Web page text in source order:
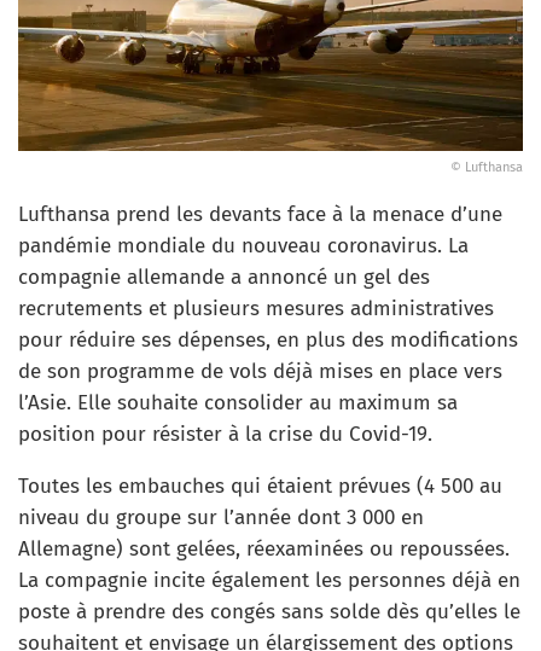
© Lufthansa
Lufthansa prend les devants face à la menace d’une
pandémie mondiale du nouveau coronavirus. La
compagnie allemande a annoncé un gel des
recrutements et plusieurs mesures administratives
pour réduire ses dépenses, en plus des modifications
de son programme de vols déjà mises en place vers
l’Asie. Elle souhaite consolider au maximum sa
position pour résister à la crise du Covid-19.
Toutes les embauches qui étaient prévues (4 500 au
niveau du groupe sur l’année dont 3 000 en
Allemagne) sont gelées, réexaminées ou repoussées.
La compagnie incite également les personnes déjà en
poste à prendre des congés sans solde dès qu’elles le
souhaitent et envisage un élargissement des options